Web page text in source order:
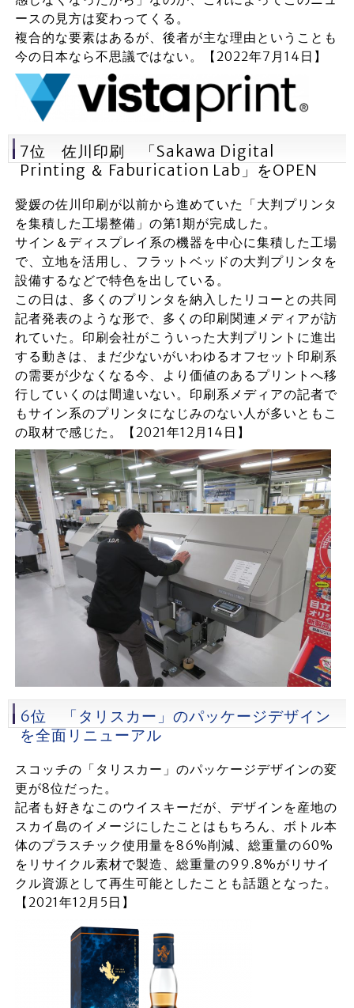
ースの見方は変わってくる。
複合的な要素はあるが、後者が主な理由ということも
今の日本なら不思議ではない。【2022年7月14日】
7位 佐川印刷 「Sakawa Digital
Printing ＆ Faburication Lab」をOPEN
愛媛の佐川印刷が以前から進めていた「大判プリンタ
を集積した工場整備」の第1期が完成した。
サイン＆ディスプレイ系の機器を中心に集積した工場
で、立地を活用し、フラットベッドの大判プリンタを
設備するなどで特色を出している。
この日は、多くのプリンタを納入したリコーとの共同
記者発表のような形で、多くの印刷関連メディアが訪
れていた。印刷会社がこういった大判プリントに進出
する動きは、まだ少ないがいわゆるオフセット印刷系
の需要が少なくなる今、より価値のあるプリントへ移
行していくのは間違いない。印刷系メディアの記者で
もサイン系のプリンタになじみのない人が多いともこ
の取材で感じた。【2021年12月14日】
6位 「タリスカー」のパッケージデザイン
を全面リニューアル
スコッチの「タリスカー」のパッケージデザインの変
更が8位だった。
記者も好きなこのウイスキーだが、デザインを産地の
スカイ島のイメージにしたことはもちろん、ボトル本
体のプラスチック使用量を86%削減、総重量の60%
をリサイクル素材で製造、総重量の99.8%がリサイ
クル資源として再生可能としたことも話題となった。
【2021年12月5日】